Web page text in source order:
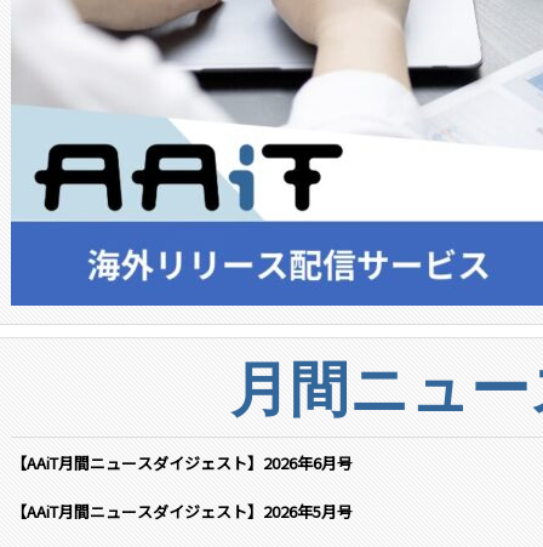
月間ニュ
【AAiT月間ニュースダイジェスト】2026年6月号
【AAiT月間ニュースダイジェスト】2026年5月号